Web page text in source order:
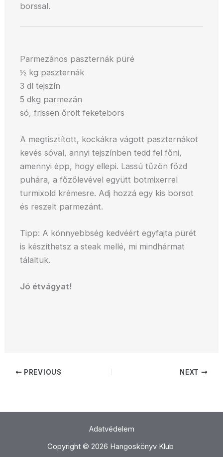
borssal.
Parmezános paszternák püré
½ kg paszternák
3 dl tejszín
5 dkg parmezán
só, frissen őrölt feketebors
A megtisztított, kockákra vágott paszternákot
kevés sóval, annyi tejszínben tedd fel főni,
amennyi épp, hogy ellepi. Lassú tűzön főzd
puhára, a főzőlevével együtt botmixerrel
turmixold krémesre. Adj hozzá egy kis borsot
és reszelt parmezánt.
Tipp: A könnyebbség kedvéért egyfajta pürét
is készíthetsz a steak mellé, mi mindhármat
tálaltuk.
Jó étvágyat!
PREVIOUS NEXT
Adatvédelem
Copyright © 2026 Hangoskönyv Klub